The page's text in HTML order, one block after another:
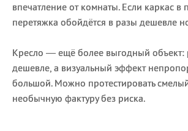
впечатление от комнаты. Если каркас в
перетяжка обойдётся в разы дешевле
Кресло — ещё более выгодный объект:
дешевле, а визуальный эффект
большой. Можно протестировать
необычную фактуру без риска.